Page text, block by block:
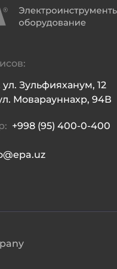
ул. Зульфияханум, 12
Моварауннахр, 94В
+998 (95) 400-0-400